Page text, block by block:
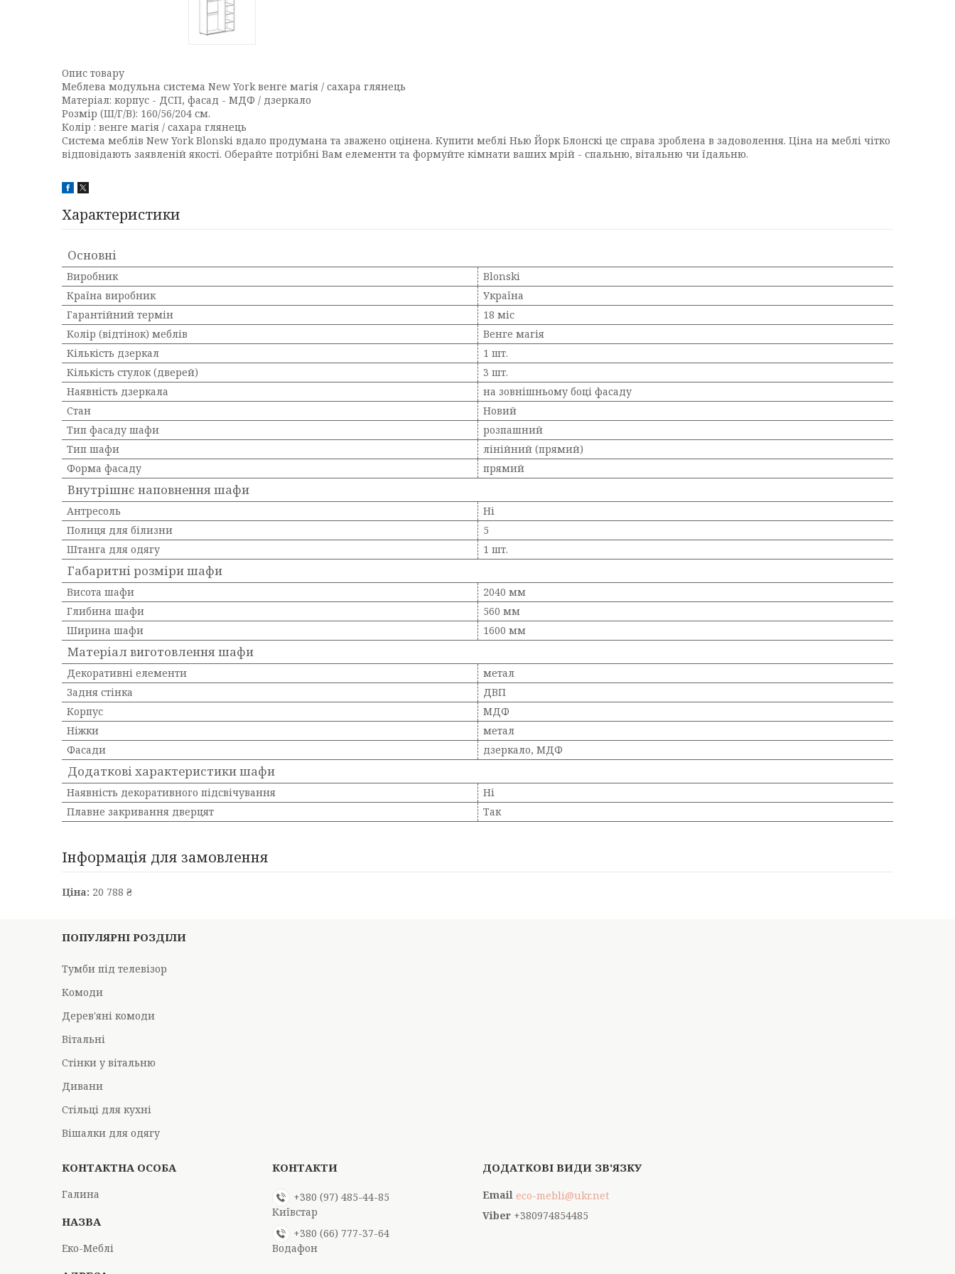
Опис товару
Меблева модульна система New York венге магія / сахара глянець
Матеріал: корпус - ДСП, фасад - МДФ / дзеркало
Розмір (Ш/Г/В): 160/56/204 см.
Колір : венге магія / сахара глянець
Система меблів New York Blonski вдало продумана та зважено оцінена. Купити меблі Нью Йорк Блонскі це справа зроблена в задоволення. Ціна на меблі чітко
відповідають заявленій якості. Оберайте потрібні Вам елементи та формуйте кімнати ваших мрій - спальню, вітальню чи їдальню.
Характеристики
Основні
Виробник
Blonski
Країна виробник
Україна
Гарантійний термін
18 міс
Колір (відтінок) меблів
Венге магія
Кількість дзеркал
1 шт.
Кількість стулок (дверей)
3 шт.
Наявність дзеркала
на зовнішньому боці фасаду
Стан
Новий
Тип фасаду шафи
розпашний
Тип шафи
лінійний (прямий)
Форма фасаду
прямий
Внутрішнє наповнення шафи
Антресоль
Ні
Полиця для білизни
5
Штанга для одягу
1 шт.
Габаритні розміри шафи
Висота шафи
2040 мм
Глибина шафи
560 мм
Ширина шафи
1600 мм
Матеріал виготовлення шафи
Декоративні елементи
метал
Задня стінка
ДВП
Корпус
МДФ
Ніжки
метал
Фасади
дзеркало, МДФ
Додаткові характеристики шафи
Наявність декоративного підсвічування
Ні
Плавне закривання дверцят
Так
Інформація для замовлення
Ціна: 20 788 ₴
ПОПУЛЯРНІ РОЗДІЛИ
Тумби під телевізор
Комоди
Дерев'яні комоди
Вітальні
Стінки у вітальню
Дивани
Стільці для кухні
Вішалки для одягу
Галина
Еко-Меблі
+380 (97) 485-44-85
Київстар
+380 (66) 777-37-64
Водафон
eco-mebli@ukr.net
+380974854485